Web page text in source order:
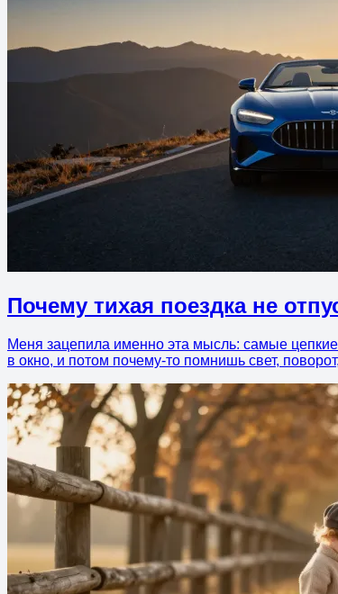
Почему тихая поездка не
Меня зацепила именно эта мысль: самые
в окно, и потом почему-то помнишь свет,